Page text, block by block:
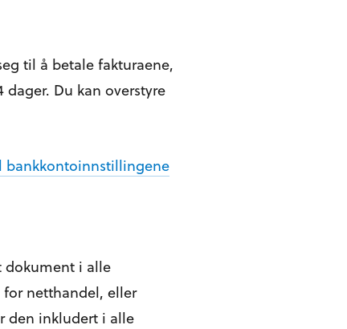
til å betale fakturaene,
Du kan overstyre
bankkontoinnstillingene
dokument i alle
netthandel, eller
den inkludert i alle